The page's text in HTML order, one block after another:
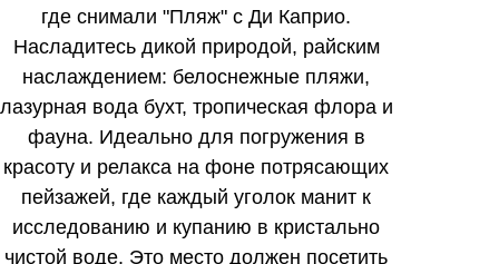
где снимали "Пляж" с Ди Каприо.
Насладитесь дикой природой, райским
наслаждением: белоснежные пляжи,
лазурная вода бухт, тропическая флора и
фауна. Идеально для погружения в
красоту и релакса на фоне потрясающих
пейзажей, где каждый уголок манит к
исследованию и купанию в кристально
чистой воде. Это место должен посетить